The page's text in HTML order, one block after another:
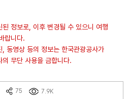
정보로, 이후 변경될 수 있으니 여행
랍니다.
동영상 등의 정보는 한국관광공사가
무단 사용을 금합니다.
75 7.9K